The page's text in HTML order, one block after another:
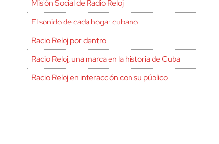
Misión Social de Radio Reloj
El sonido de cada hogar cubano
Radio Reloj por dentro
Radio Reloj, una marca en la historia de Cuba
Radio Reloj en interacción con su público